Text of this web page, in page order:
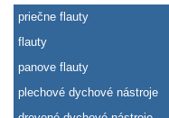
priečne flauty
flauty
panove flauty
plechové dychové nástroje